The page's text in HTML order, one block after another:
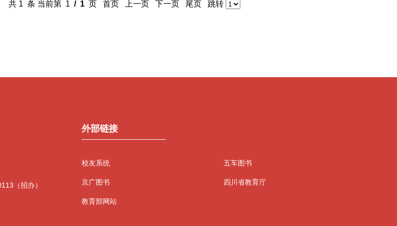
共 1 条 当前第 1 / 1 页 首页 上一页 下一页 尾页 跳转
（招办）
外部链接
校友系统 五车图书
京广图书 四川省教育厅
教育部网站